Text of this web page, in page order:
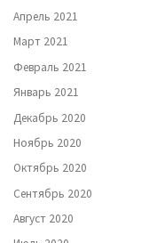
Апрель 2021
Март 2021
Февраль 2021
Январь 2021
Декабрь 2020
Ноябрь 2020
Октябрь 2020
Сентябрь 2020
Август 2020